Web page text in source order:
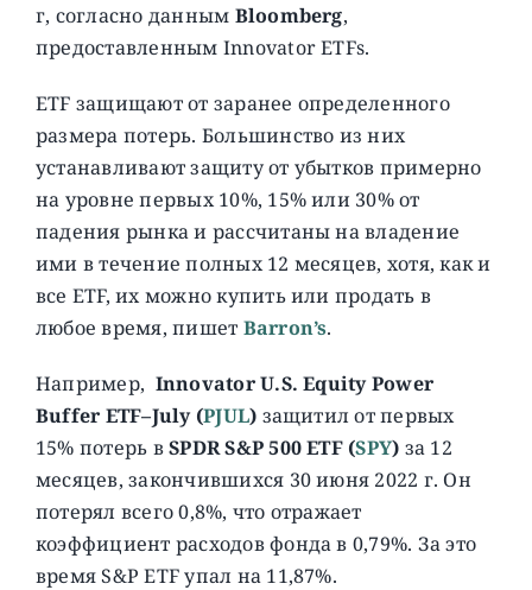
г, согласно данным Bloomberg,
предоставленным Innovator ETFs.
ETF защищают от заранее определенного
размера потерь. Большинство из них
устанавливают защиту от убытков примерно
на уровне первых 10%, 15% или 30% от
падения рынка и рассчитаны на владение
ими в течение полных 12 месяцев, хотя, как и
все ETF, их можно купить или продать в
любое время, пишет Barron’s.
Например, InnovatorU.S. Equity Power
Buffer ETF–July (PJUL) защитил от первых
15% потерь вSPDR S&P 500 ETF (SPY) за 12
месяцев, закончившихся 30 июня 2022 г. Он
потерял всего 0,8%, что отражает
коэффициент расходов фонда в 0,79%. За это
время S&P ETF упал на 11,87%.